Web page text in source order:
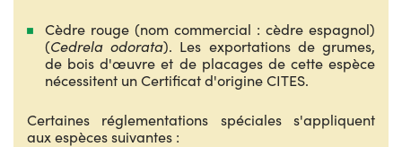
Cèdre rouge (nom commercial : cèdre espagnol)
(Cedrela odorata). Les exportations de grumes,
de bois d'œuvre et de placages de cette espèce
nécessitent un Certificat d'origine CITES.
Certaines réglementations spéciales s'appliquent
aux espèces suivantes :